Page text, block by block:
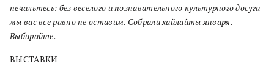
печальтесь: без веселого и познавательного культурного досуга
мы вас все равно не оставим. Собрали хайлайты января.
Выбирайте.
ВЫСТАВКИ